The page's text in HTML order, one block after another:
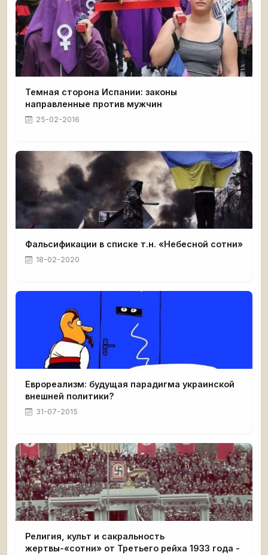
Темная сторона Испании: законы
направленные против мужчин
25-02-2016
Фальсификации в списке т.н. «Небесной сотни»
18-02-2020
Еврореализм: будущая парадигма украинской
внешней политики?
31-07-2015
Религия, культ и сакральность
жертвы-«сотни» от Третьего рейха 1933 года -